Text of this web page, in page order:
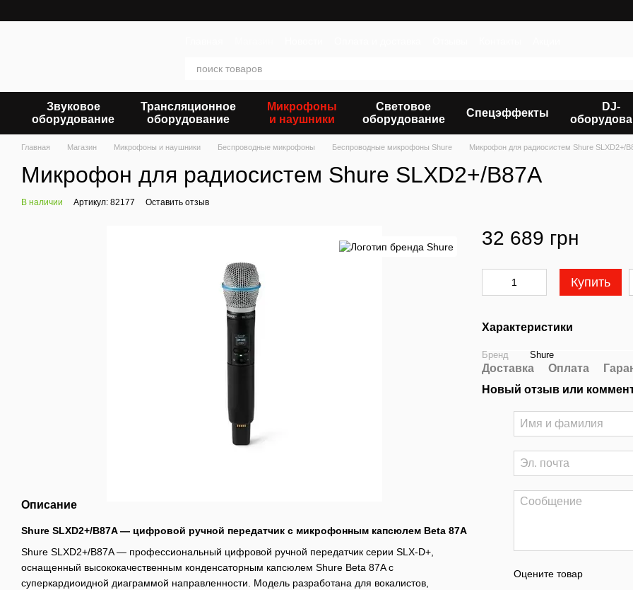
Звуковое
оборудование
Трансляционное
оборудование
Микрофоны
и наушники
Световое
оборудование
Спецэффекты
DJ-
Главная Магазин Микрофоны и наушники Беспроводные микрофоны Беспроводные микрофоны Shure Микрофон для радиосистем Shure SLXD2+/
Микрофон для радиосистем Shure SLXD2+/B87A
В наличии Артикул: 82177 Оставить отзыв
Описание
Shure SLXD2+/B87A — цифровой ручной передатчик с микрофонным капсюлем Beta 87A
Shure SLXD2+/B87A — профессиональный цифровой ручной передатчик серии SLX-D+,
оснащенный высококачественным конденсаторным капсюлем Shure Beta 87A с
суперкардиоидной диаграммой направленности. Модель разработана для вокалистов,
32 689 грн
Купить
Характеристики
Бренд Shure
Доставка Оплата
Новый отзыв или
Оцените товар